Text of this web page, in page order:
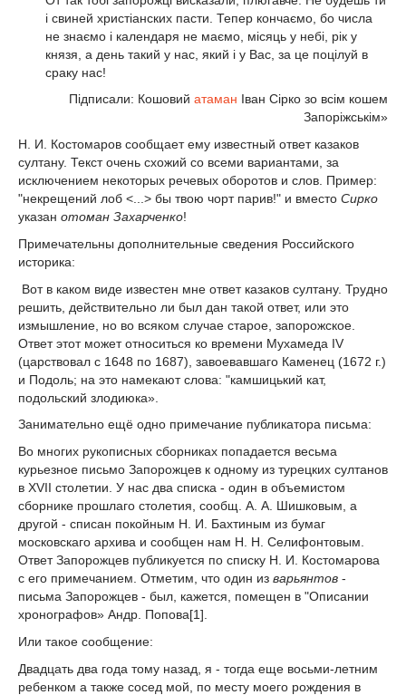
i свиней христiанских пасти. Тепер кончаємо, бо числа
не знаємо i календаря не маємо, мiсяць у небi, рік у
князя, а день такий у нас, який i у Вас, за це поцілуй в
сраку нас!
Пiдписали: Кошовий атаман Іван Сірко зо всiм кошем
Запоріжськiм»
Н. И. Костомаров сообщает ему известный ответ казаков
султану. Текст очень схожий со всеми вариантами, за
исключением некоторых речевых оборотов и слов. Пример:
"некрещений лоб <...> бы твою чорт парив!" и вместо Сирко
указан отоман Захарченко!
Примечательны дополнительные сведения Российского
историка:
Вот в каком виде известен мне ответ казаков султану. Трудно
решить, действительно ли был дан такой ответ, или это
измышление, но во всяком случае старое, запорожское.
Ответ этот может относиться ко времени Мухамеда IV
(царствовал с 1648 по 1687), завоевавшаго Каменец (1672 г.)
и Подоль; на это намекают слова: "камшицький кат,
подольский злодиюка».
Занимательно ещё одно примечание публикатора письма:
Во многих рукописных сборниках попадается весьма
курьезное письмо Запорожцев к одному из турецких султанов
в XVII столетии. У нас два списка - один в объемистом
сборнике прошлаго столетия, сообщ. А. А. Шишковым, а
другой - списан покойным Н. И. Бахтиным из бумаг
московскаго архива и сообщен нам Н. Н. Селифонтовым.
Ответ Запорожцев публикуется по списку Н. И. Костомарова
с его примечанием. Отметим, что один из варьянтов -
письма Запорожцев - был, кажется, помещен в "Описании
хронографов» Андр. Попова[1].
Или такое сообщение:
Двадцать два года тому назад, я - тогда еще восьми-летним
ребенком а также сосед мой, по месту моего рождения в